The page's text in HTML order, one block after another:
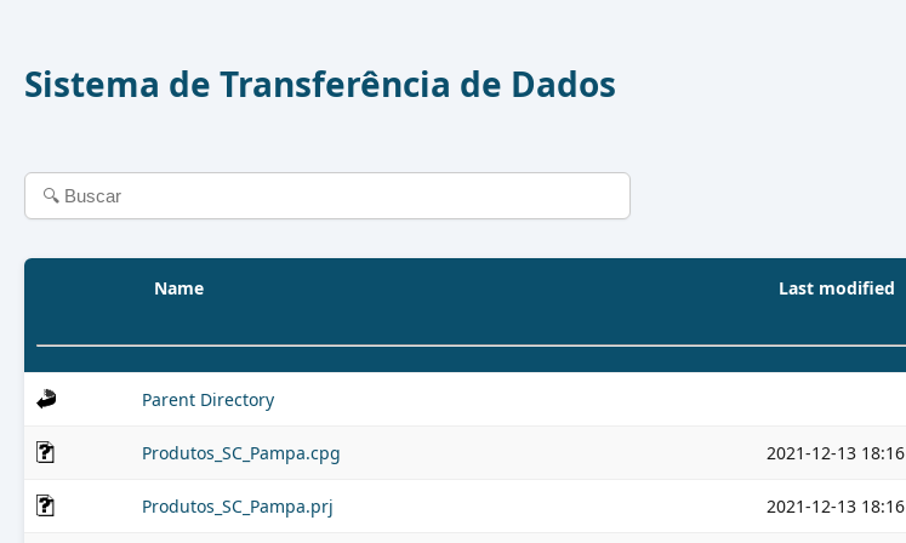
Sistema de Transferência de Dados
Name Last modified
Parent Directory
Produtos_SC_Pampa.cpg 2021-12-13 18:16
Produtos_SC_Pampa.prj 2021-12-13 18:16